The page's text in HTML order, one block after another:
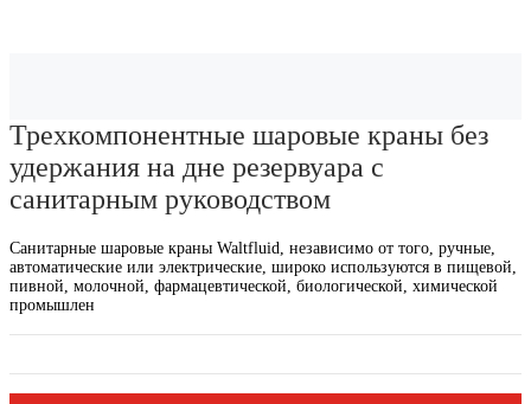
Трехкомпонентные шаровые краны без
удержания на дне резервуара с
санитарным руководством
Санитарные шаровые краны Waltfluid, независимо от того, ручные,
автоматические или электрические, широко используются в пищевой,
пивной, молочной, фармацевтической, биологической, химической
промышлен